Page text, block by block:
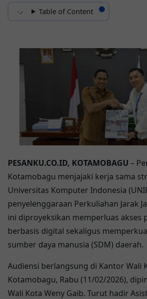
Table of Content
PESANKU.CO.ID, KOTAMOBAGU –
Kotamobagu menjajaki kerja sama
Universitas Komputer Indonesia
penyelenggaraan Perkuliahan Jarak
ini diproyeksikan memperluas akses
berbasis digital sekaligus
sumber daya manusia (SDM) daerah.
Audiensi berlangsung di Kantor Wali
Kotamobagu, Rabu (11/02/2026),
Wali Kota Weny Gaib. Turut hadir